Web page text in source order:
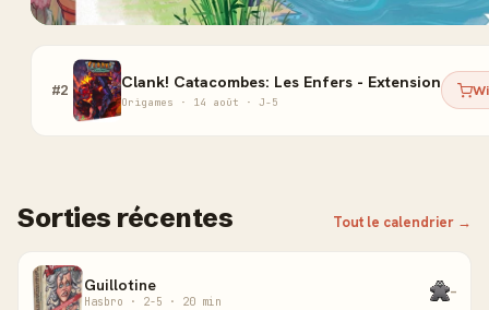
#2 Clank! Catacombes: Les Enfers - Extension
Origames · 14 août · J-5
Sorties récentes Tout le calendrier →
Guillotine
Hasbro · 2-5 · 20 min
-